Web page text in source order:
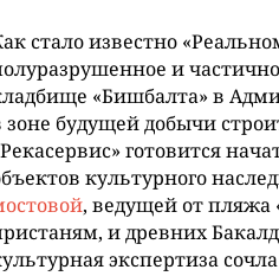
стало известно
и
«Бишбалта» в
зоне будущей добычи
готовится
культурного
, ведущей от пляжа
и древних
экспертиза